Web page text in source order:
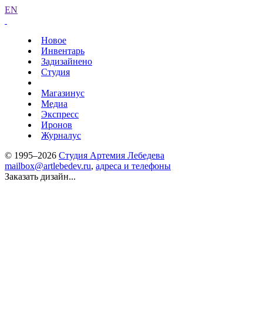
EN
Новое
Инвентарь
Задизайнено
Студия
Магазинус
Медиа
Экспресс
Иронов
Журналус
© 1995–2026 Студия Артемия Лебедева
mailbox@artlebedev.ru, адреса и телефоны
Заказать дизайн...